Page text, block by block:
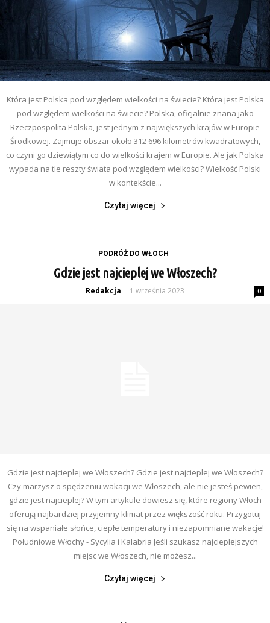
Która jest Polska pod względem wielkości na świecie? Która jest Polska
pod względem wielkości na świecie? Polska, oficjalnie znana jako
Rzeczpospolita Polska, jest jednym z największych krajów w Europie
Środkowej. Zajmuje obszar około 312 696 kilometrów kwadratowych,
co czyni go dziewiątym co do wielkości krajem w Europie. Ale jak Polska
wypada na tle reszty świata pod względem wielkości? Wielkość Polski
w kontekście...
Czytaj więcej
PODRÓŻ DO WŁOCH
Gdzie jest najcieplej we Włoszech?
Redakcja - 1 września 2023 0
Gdzie jest najcieplej we Włoszech? Gdzie jest najcieplej we Włoszech?
Czy marzysz o spędzeniu wakacji we Włoszech, ale nie jesteś pewien,
gdzie jest najcieplej? W tym artykule dowiesz się, które regiony Włoch
oferują najbardziej przyjemny klimat przez większość roku. Przygotuj
się na wspaniałe słońce, ciepłe temperatury i niezapomniane wakacje!
Południowe Włochy - Sycylia i Kalabria Jeśli szukasz najcieplejszych
miejsc we Włoszech, nie możesz...
Czytaj więcej